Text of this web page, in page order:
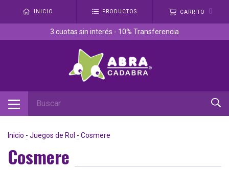
INICIO PRODUCTOS CARRITO 0
3 cuotas sin interés - 10% Transferencia
Inicio - Juegos de Rol - Cosmere
Cosmere